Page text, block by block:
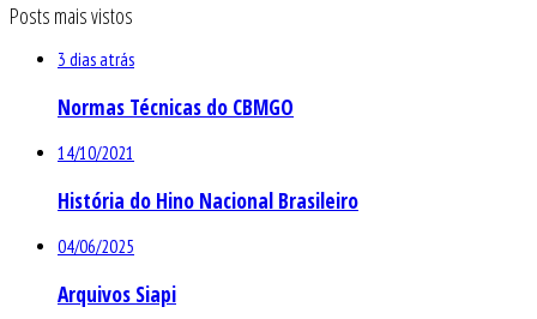
Posts mais vistos
3 dias atrás
Normas Técnicas do CBMGO
14/10/2021
História do Hino Nacional Brasileiro
04/06/2025
Arquivos Siapi